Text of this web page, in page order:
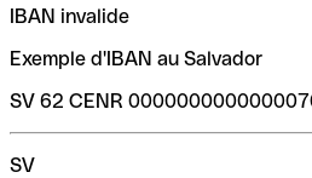
IBAN invalide
Exemple d'IBAN au Salvador
SV 62 CENR
SV